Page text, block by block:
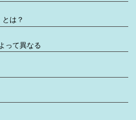
は？
って異なる